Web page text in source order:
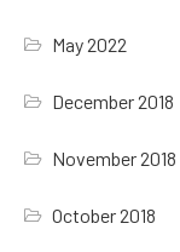
May 2022
December 2018
November 2018
October 2018